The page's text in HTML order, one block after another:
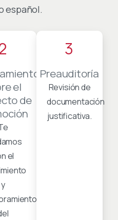
español.
el
de
el
y
3
Preauditoría
Revisión de
documentación
justificativa.